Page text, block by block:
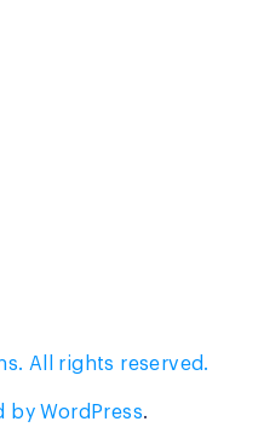
All rights reserved.
by WordPress.